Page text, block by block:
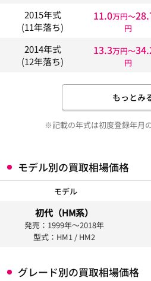
2015年式
(11年落ち)
11.0万円〜
円
2014年式
(12年落ち)
13.3万円〜
円
もっとみ
※記載の年式は初度登録年月
モデル別の買取相場価格
モデル
初代（HM系）
発売：1999年〜2018年
型式：HM1 / HM2
グレード別の買取相場価格